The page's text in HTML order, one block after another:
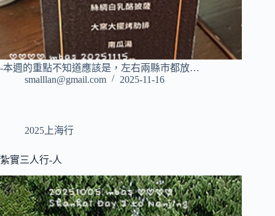
-本週的重點不知道應該是，左右兩縣市都放…
smalllan@gmail.com
2025-11-16
2025上海行
紮實三人行-人